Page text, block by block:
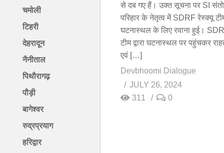
चमोली
टिहरी
देहरादून
नैनीताल
पिथौरागढ़
पौड़ी
बागेश्वर
रुद्रप्रयाग
हरिद्वार
से दब गए हैं। उक्त सूचना पर SI
परिहार के नेतृत्व में SDRF रेस्क्यू
घटनास्थल के लिए रवाना हुई।
टीम द्वारा घटनास्थल पर पहुंचकर
एवं […]
Devbhoomi Dialogue
JULY 26, 2024
311
0